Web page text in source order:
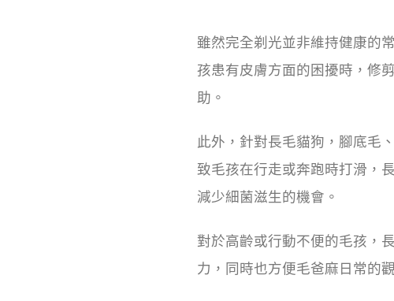
雖然完全剃光並非維持健康的
孩患有皮膚方面的困擾時，修
助。
此外，針對長毛貓狗，腳底毛
致毛孩在行走或奔跑時打滑，
減少細菌滋生的機會。
對於高齡或行動不便的毛孩，
力，同時也方便毛爸麻日常的